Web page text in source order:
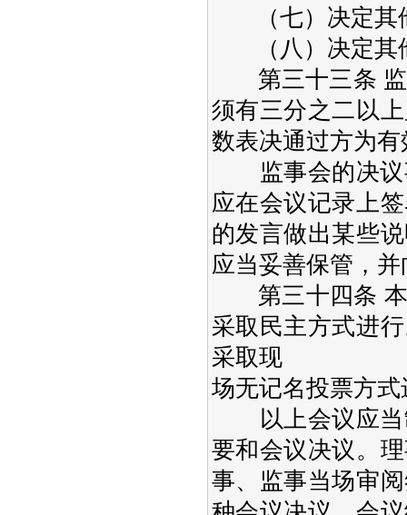
（七）决定其
（八）决定其
第三十三条 监
须有三分之二以
数表决通过方为有
监事会的决议
应在会议记录上
的发言做出某些
应当妥善保管，
第三十四条 本
采取民主方式进
采取现
场无记名投票方式
以上会议应当
要和会议决议。
事、监事当场审